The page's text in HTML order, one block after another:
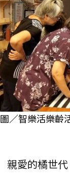
圖／智樂活樂齡
親愛的橘世代